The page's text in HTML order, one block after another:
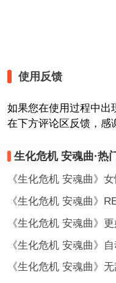
使用反馈
如果您在使用过程中出
在下方评论区反馈，感
生化危机 安魂曲·热
《生化危机 安魂曲》
《生化危机 安魂曲》
《生化危机 安魂曲》
《生化危机 安魂曲》
《生化危机 安魂曲》